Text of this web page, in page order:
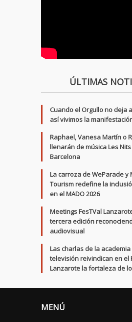
ÚLTIMAS
Cuando el Orgullo no deja
así vivimos la
Raphael, Vanesa Martín o
llenarán de música Les
Barcelona
La carroza de WeParade y
Tourism redefine la
en el MADO 2026
Meetings FesTVal
tercera edición
audiovisual
Las charlas de la
televisión reivindican en el
Lanzarote la fortaleza de
MENÚ